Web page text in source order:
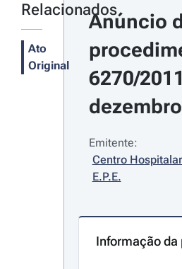
Relacionados
Ato
Original
Anúncio
6270/
dezembro
Emitente:
Centro
E.P.E.
Informação